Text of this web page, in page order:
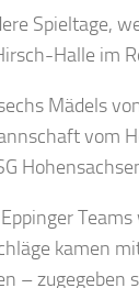
Spieltage,
Halle im
Mädels
vom
kamen
– zugegeben